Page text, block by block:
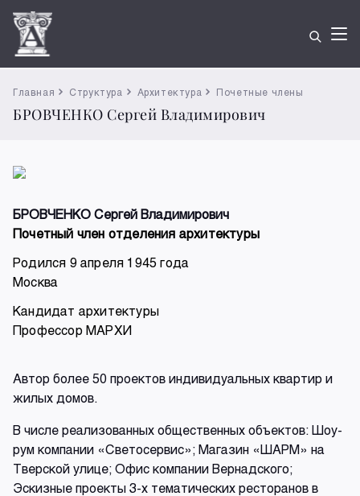
Главная Структура Архитектура Почетные члены
БРОВЧЕНКО Сергей Владимирович
БРОВЧЕНКО Сергей Владимирович
Почетный член отделения архитектуры
Родился 9 апреля 1945 года
Москва
Кандидат архитектуры
Профессор МАРХИ
Автор более 50 проектов индивидуальных квартир и
жилых домов.
В числе реализованных общественных объектов: Шоу-
рум компании «Светосервис»; Магазин «ШАРМ» на
Тверской улице; Офис компании Вернадского;
Эскизные проекты 3-х тематических ресторанов в